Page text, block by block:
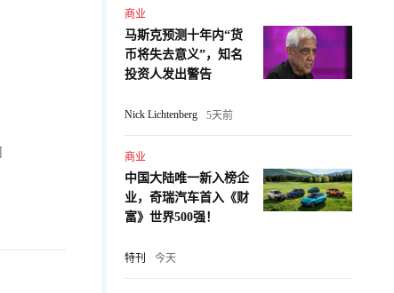
商业
马斯克预测十年内“货
币将失去意义”，知名
投资人发出警告
Nick Lichtenberg 5天前
商业
中国大陆唯一新入榜企
业，奇瑞汽车首入《财
富》世界500强！
特刊 今天